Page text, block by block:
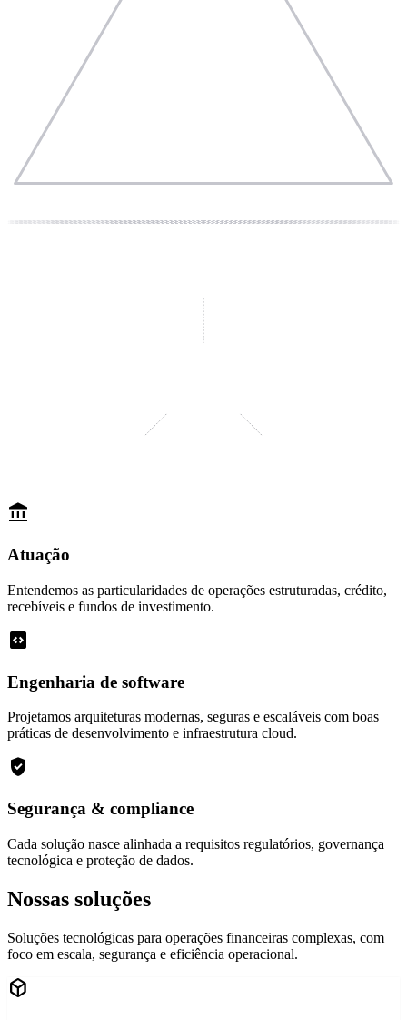
account_balance
Atuação
Entendemos as particularidades de operações estruturadas, crédito,
recebíveis e fundos de investimento.
code_blocks
Engenharia de software
Projetamos arquiteturas modernas, seguras e escaláveis com boas
práticas de desenvolvimento e infraestrutura cloud.
verified_user
Segurança & compliance
Cada solução nasce alinhada a requisitos regulatórios, governança
tecnológica e proteção de dados.
Nossas soluções
Soluções tecnológicas para operações financeiras complexas, com
foco em escala, segurança e eficiência operacional.
deployed_code